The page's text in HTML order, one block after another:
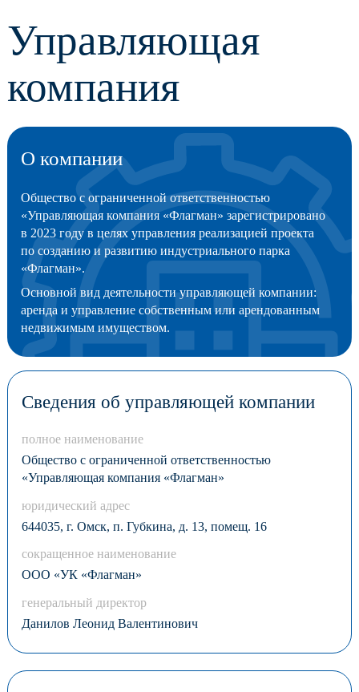
Управляющая
компания
О компании
Общество с ограниченной ответственностью
«Управляющая компания «Флагман» зарегистрировано
в 2023 году в целях управления реализацией проекта
по созданию и развитию индустриального парка
«Флагман».
Основной вид деятельности управляющей компании:
аренда и управление собственным или арендованным
недвижимым имуществом.
Сведения об управляющей компании
полное наименование
Общество с ограниченной ответственностью
«Управляющая компания «Флагман»
юридический адрес
644035, г. Омск, п. Губкина, д. 13, помещ. 16
сокращенное наименование
ООО «УК «Флагман»
генеральный директор
Данилов Леонид Валентинович